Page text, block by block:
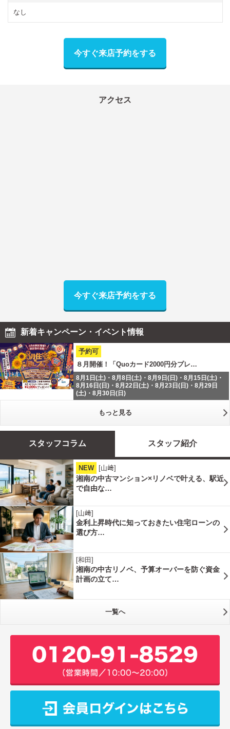
なし
今すぐ来店予約をする
アクセス
今すぐ来店予約をする
新着キャンペーン・イベント情報
予約可
８月開催！「Quoカード2000円分プレ…
8月1日(土)・8月8日(土)・8月9日(日)・8月15日(土)・
8月16日(日)・8月22日(土)・8月23日(日)・8月29日
(土)・8月30日(日)
もっと見る
スタッフコラム スタッフ紹介
NEW [山﨑]
湘南の中古マンション×リノベで叶える、駅近
で自由な…
[山﨑]
金利上昇時代に知っておきたい住宅ローンの
選び方…
[和田]
湘南の中古リノベ、予算オーバーを防ぐ資金
計画の立て…
一覧へ